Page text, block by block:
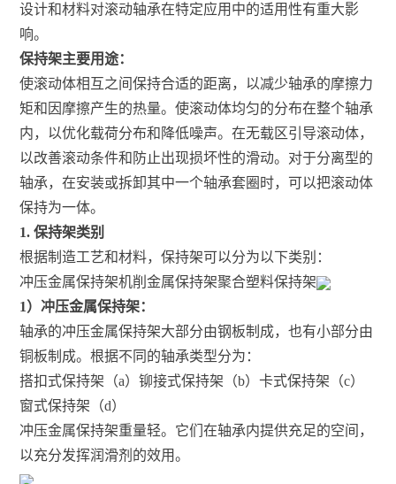
设计和材料对滚动轴承在特定应用中的适用性有重大影
响。
保持架主要用途：
使滚动体相互之间保持合适的距离，以减少轴承的摩擦力
矩和因摩擦产生的热量。使滚动体均匀的分布在整个轴承
内，以优化载荷分布和降低噪声。在无载区引导滚动体，
以改善滚动条件和防止出现损坏性的滑动。对于分离型的
轴承，在安装或拆卸其中一个轴承套圈时，可以把滚动体
保持为一体。
1. 保持架类别
根据制造工艺和材料，保持架可以分为以下类别：
冲压金属保持架机削金属保持架聚合塑料保持架
1）冲压金属保持架：
轴承的冲压金属保持架大部分由钢板制成，也有小部分由
铜板制成。根据不同的轴承类型分为：
搭扣式保持架（a）铆接式保持架（b）卡式保持架（c）
窗式保持架（d）
冲压金属保持架重量轻。它们在轴承内提供充足的空间，
以充分发挥润滑剂的效用。